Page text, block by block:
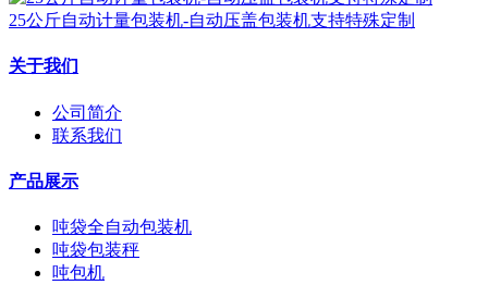
25公斤自动计量包装机-自动压盖包装机支持特殊定制
关于我们
公司简介
联系我们
产品展示
吨袋全自动包装机
吨袋包装秤
吨包机